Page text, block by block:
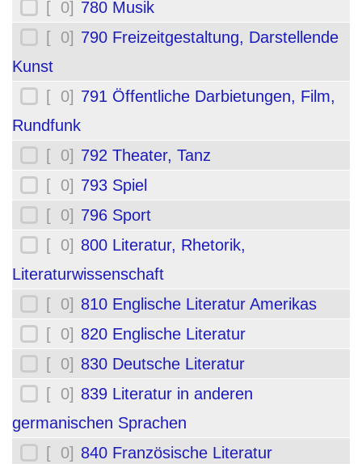
[ 0] 780 Musik
[ 0] 790 Freizeitgestaltung, Darstellende
Kunst
[ 0] 791 Öffentliche Darbietungen, Film,
Rundfunk
[ 0] 792 Theater, Tanz
[ 0] 793 Spiel
[ 0] 796 Sport
[ 0] 800 Literatur, Rhetorik,
Literaturwissenschaft
[ 0] 810 Englische Literatur Amerikas
[ 0] 820 Englische Literatur
[ 0] 830 Deutsche Literatur
[ 0] 839 Literatur in anderen
germanischen Sprachen
[ 0] 840 Französische Literatur